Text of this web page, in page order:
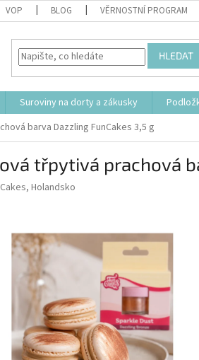
VOP BLOG VĚRNOSTNÍ PROGRAM
HLEDAT
Suroviny na dorty a zákusky
barva Dazzling FunCakes 3,5 g
třpytivá prachová
Holandsko